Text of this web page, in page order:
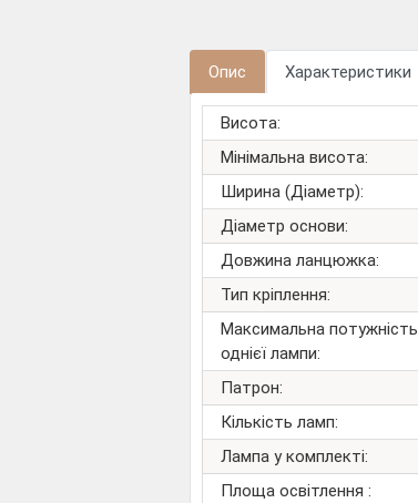
Опис Характеристики
Висота:
Мінімальна висота:
Ширина (Діаметр):
Діаметр основи:
Довжина ланцюжка:
Тип кріплення:
Максимальна потужність
однієї лампи:
Патрон:
Кількість ламп:
Лампа у комплекті:
Площа освітлення :